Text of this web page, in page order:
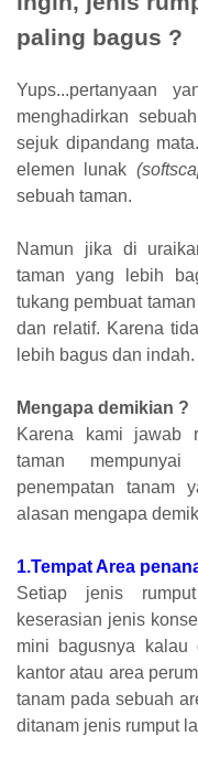
paling bagus ?
Yups...pertanyaan
menghadirkan
sejuk dipandang
elemen lunak
sebuah taman.
Namun jika di
taman yang lebih
tukang pembuat
dan relatif. Karena
lebih bagus dan indah.
Mengapa demikian ?
Karena kami jawab
taman
penempatan tanam
alasan mengapa
1.Tempat Area
Setiap jenis
keserasian jenis
mini bagusnya kalau
kantor atau area
tanam pada sebuah
ditanam jenis rumput